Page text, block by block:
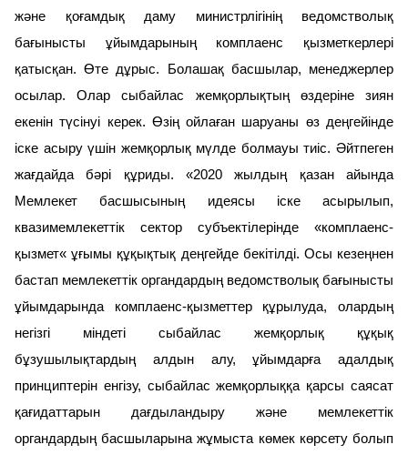
және қоғамдық даму министрлігінің ведомстволық
бағынысты ұйымдарының комплаенс қызметкерлері
қатысқан. Өте дұрыс. Болашақ басшылар, менеджерлер
осылар. Олар сыбайлас жемқорлықтың өздеріне зиян
екенін түсінуі керек. Өзің ойлаған шаруаны өз деңгейінде
іске асыру үшін жемқорлық мүлде болмауы тиіс. Әйтпеген
жағдайда бәрі құриды. «2020 жылдың қазан айында
Мемлекет басшысының идеясы іске асырылып,
квазимемлекеттік сектор субъектілерінде «комплаенс-
қызмет« ұғымы құқықтық деңгейде бекітілді. Осы кезеңнен
бастап мемлекеттік органдардың ведомстволық бағынысты
ұйымдарында комплаенс-қызметтер құрылуда, олардың
негізгі міндеті сыбайлас жемқорлық құқық
бұзушылықтардың алдын алу, ұйымдарға адалдық
принциптерін енгізу, сыбайлас жемқорлыққа қарсы саясат
қағидаттарын дағдыландыру және мемлекеттік
органдардың басшыларына жұмыста көмек көрсету болып